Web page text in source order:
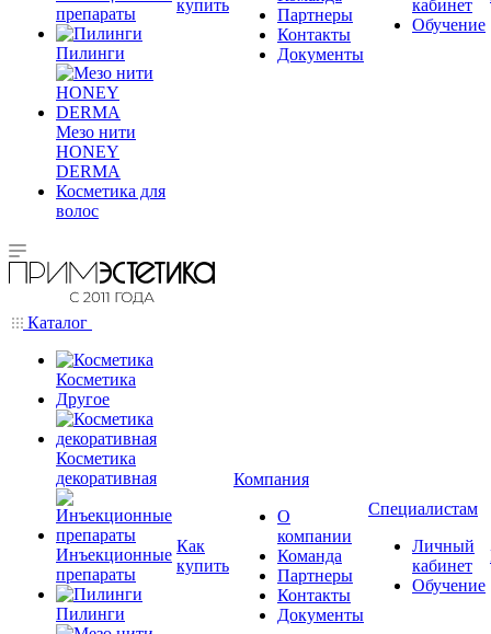
препараты
Пилинги
Мезо нити
HONEY
DERMA
Косметика для
волос
купить
Партнеры
Контакты
Документы
кабинет
Обучение
Каталог
Косметика
Другое
Косметика
декоративная
Инъекционные
препараты
Пилинги
Как
купить
Компания
О
компании
Команда
Партнеры
Контакты
Документы
Специалистам
Личный
кабинет
Обучение